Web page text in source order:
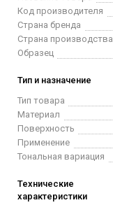
Код производителя
Страна бренда
Страна производства
Образец
Тип и назначение
Тип товара
Материал
Поверхность
Применение
Тональная вариация
Технические
характеристики